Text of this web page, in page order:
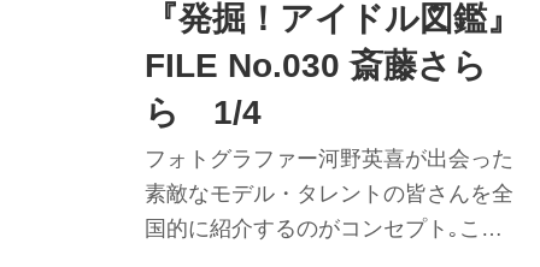
『発掘！アイドル図鑑』
FILE No.030 斎藤さら
ら 1/4
フォトグラファー河野英喜が出会った
素敵なモデル・タレントの皆さんを全
国的に紹介するのがコンセプト｡ここ